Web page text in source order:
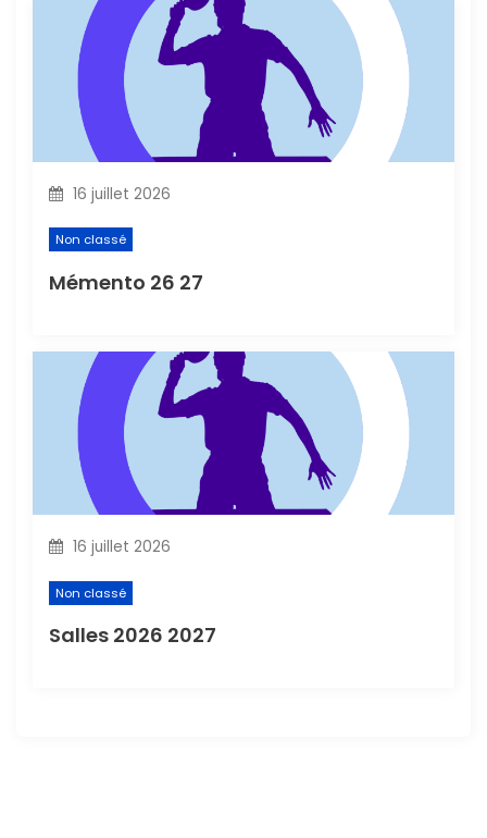
l
e
16 juillet 2026
Non classé
Mémento 26 27
16 juillet 2026
Non classé
Salles 2026 2027